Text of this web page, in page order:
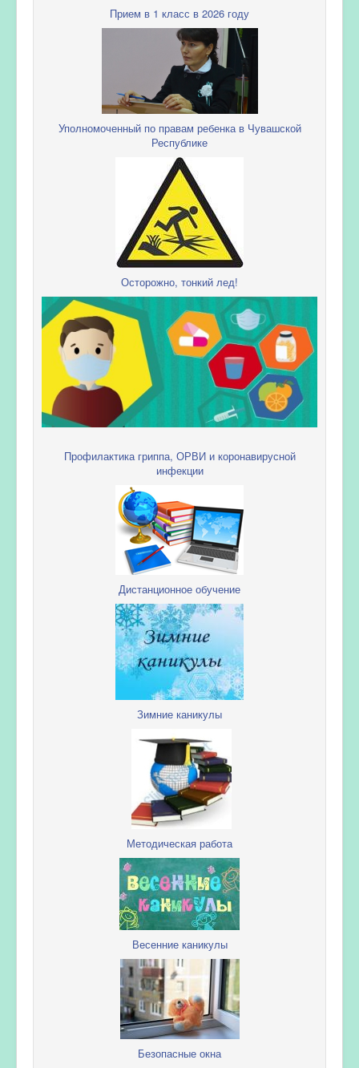
Прием в 1 класс в 2026 году
Уполномоченный по правам ребенка в Чувашской
Республике
Осторожно, тонкий лед!
Профилактика гриппа, ОРВИ и коронавирусной
инфекции
Дистанционное обучение
Зимние каникулы
Методическая работа
Весенние каникулы
Безопасные окна